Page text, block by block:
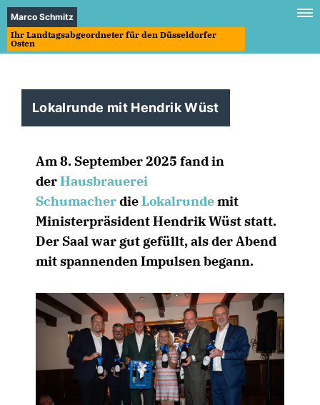
Marco Schmitz
Ihr Landtagsabgeordneter für den Düsseldorfer
Osten
Lokalrunde mit Hendrik Wüst
Am 8. September 2025 fand in
derHausbrauerei
SchumacherdieLokalrundemit
Ministerpräsident Hendrik Wüst statt.
Der Saal war gut gefüllt, als der Abend
mit spannenden Impulsen begann.